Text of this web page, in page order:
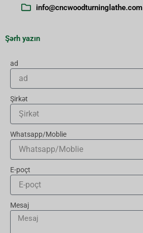
info@cncwoodturninglathe.com
Şərh yazın
ad
Şirkət
Whatsapp/Moblie
E-poçt
Mesaj